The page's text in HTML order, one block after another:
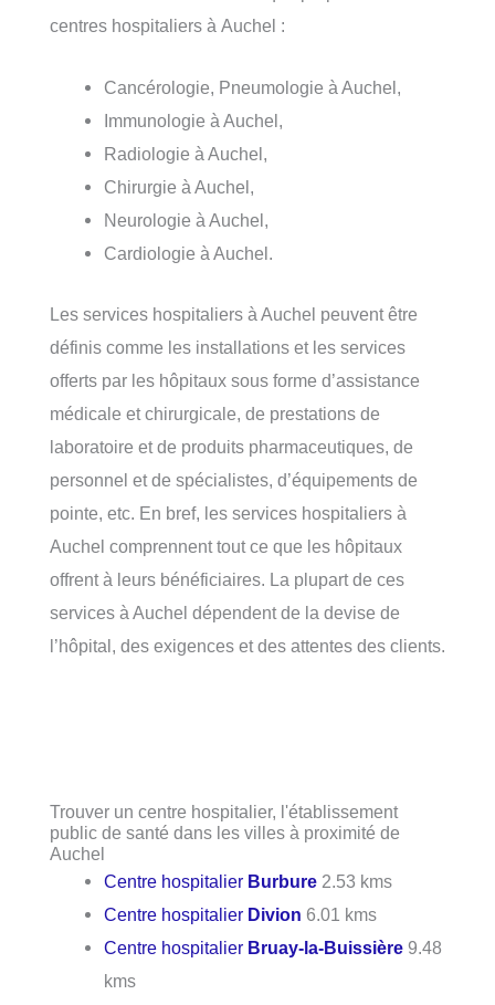
centres hospitaliers à Auchel :
Cancérologie, Pneumologie à Auchel,
Immunologie à Auchel,
Radiologie à Auchel,
Chirurgie à Auchel,
Neurologie à Auchel,
Cardiologie à Auchel.
Les services hospitaliers à Auchel peuvent être
définis comme les installations et les services
offerts par les hôpitaux sous forme d’assistance
médicale et chirurgicale, de prestations de
laboratoire et de produits pharmaceutiques, de
personnel et de spécialistes, d’équipements de
pointe, etc. En bref, les services hospitaliers à
Auchel comprennent tout ce que les hôpitaux
offrent à leurs bénéficiaires. La plupart de ces
services à Auchel dépendent de la devise de
l’hôpital, des exigences et des attentes des clients.
Trouver un centre hospitalier, l'établissement
public de santé dans les villes à proximité de
Auchel
Centre hospitalier Burbure 2.53 kms
Centre hospitalier Divion 6.01 kms
Centre hospitalier Bruay-la-Buissière 9.48
kms